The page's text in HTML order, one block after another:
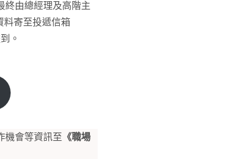
終由總經理及高階主
料寄至投遞信箱
。
機會等資訊至 《職場